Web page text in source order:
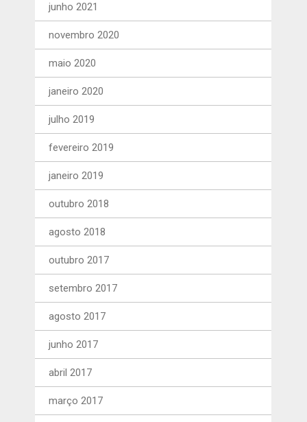
junho 2021
novembro 2020
maio 2020
janeiro 2020
julho 2019
fevereiro 2019
janeiro 2019
outubro 2018
agosto 2018
outubro 2017
setembro 2017
agosto 2017
junho 2017
abril 2017
março 2017